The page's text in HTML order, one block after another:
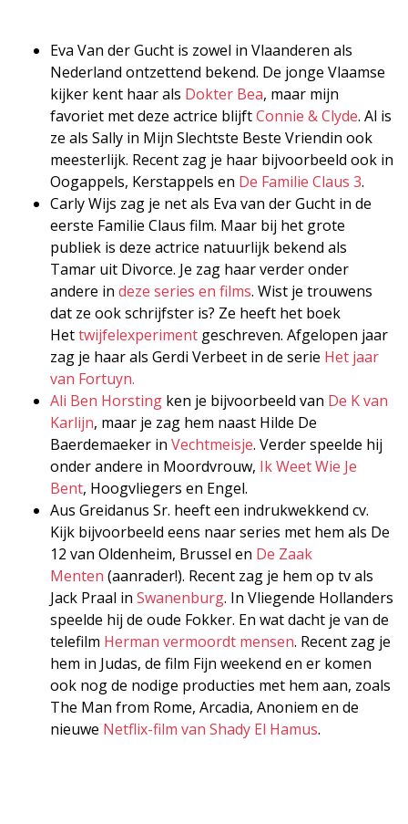
Eva Van der Gucht is zowel in Vlaanderen als
Nederland ontzettend bekend. De jonge Vlaamse
kijker kent haar als Dokter Bea, maar mijn
favoriet met deze actrice blijftConnie & Clyde. Al is
ze als Sally in Mijn Slechtste Beste Vriendin ook
meesterlijk. Recent zag je haar bijvoorbeeld ook in
Oogappels, Kerstappels en De Familie Claus 3.
Carly Wijs zag je net als Eva van der Gucht in de
eerste Familie Claus film. Maar bij het grote
publiek is deze actrice natuurlijk bekend als
Tamar uit Divorce. Je zag haar verder onder
andere in deze series en films. Wist je trouwens
dat ze ook schrijfster is? Ze heeft het boek
Hettwijfelexperiment geschreven. Afgelopen jaar
zag je haar als Gerdi Verbeet in de serie Het jaar
van Fortuyn.
Ali Ben Horsting ken je bijvoorbeeld van De K van
Karlijn, maar je zag hem naast Hilde De
Baerdemaeker in Vechtmeisje. Verder speelde hij
onder andere in Moordvrouw, Ik Weet Wie Je
Bent, Hoogvliegers en Engel.
Aus Greidanus Sr. heeft een indrukwekkend cv.
Kijk bijvoorbeeld eens naar series met hem als De
12 van Oldenheim, Brussel en De Zaak
Menten (aanrader!). Recent zag je hem op tv als
Jack Praal in Swanenburg. In Vliegende Hollanders
speelde hij de oude Fokker. En wat dacht je van de
telefilm Herman vermoordt mensen. Recent zag je
hem in Judas, de film Fijn weekend en er komen
ook nog de nodige producties met hem aan, zoals
The Man from Rome, Arcadia, Anoniem en de
nieuwe Netflix-film van Shady El Hamus.